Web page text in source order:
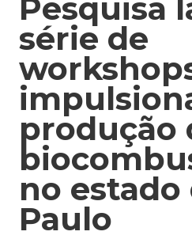
Pesquisa
série de
produção
no estado
Paulo